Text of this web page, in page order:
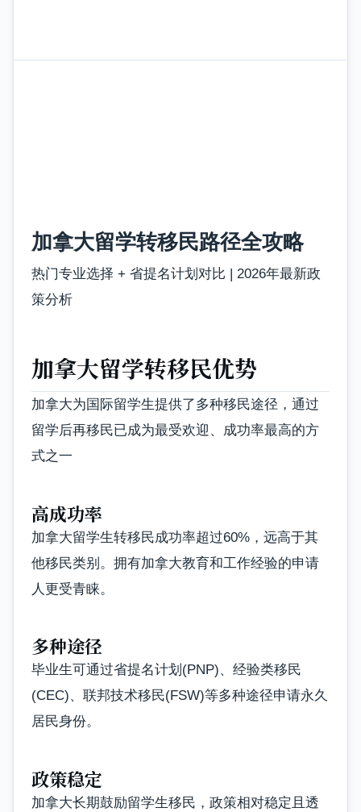
加拿大留学转移民路径全攻略
热门专业选择 + 省提名计划对比 | 2026年最新政
策分析
加拿大留学转移民优势
加拿大为国际留学生提供了多种移民途径，通过
留学后再移民已成为最受欢迎、成功率最高的方
式之一
高成功率
加拿大留学生转移民成功率超过60%，远高于其
他移民类别。拥有加拿大教育和工作经验的申请
人更受青睐。
多种途径
毕业生可通过省提名计划(PNP)、经验类移民
(CEC)、联邦技术移民(FSW)等多种途径申请永久
居民身份。
政策稳定
加拿大长期鼓励留学生移民，政策相对稳定且透